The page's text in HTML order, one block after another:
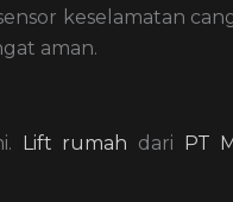
keselamatan
aman.
Lift rumah dari PT